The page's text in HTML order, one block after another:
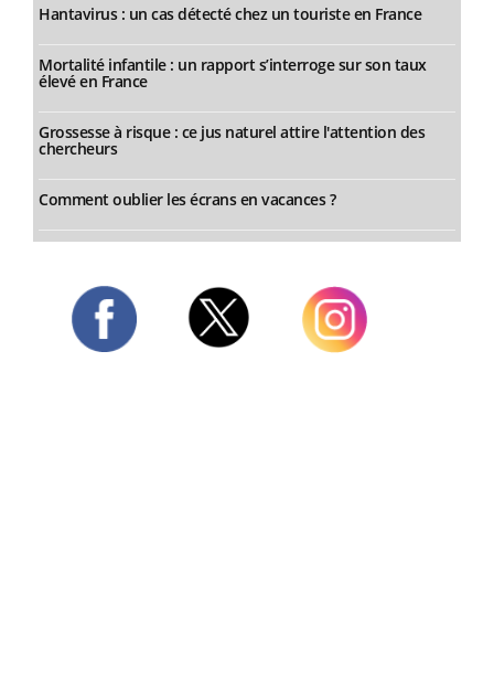
Hantavirus : un cas détecté chez un touriste en France
Mortalité infantile : un rapport s’interroge sur son taux
élevé en France
Grossesse à risque : ce jus naturel attire l'attention des
chercheurs
Comment oublier les écrans en vacances ?